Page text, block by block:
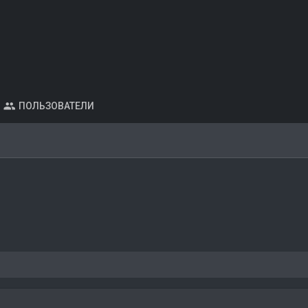
ПОЛЬЗОВАТЕЛИ